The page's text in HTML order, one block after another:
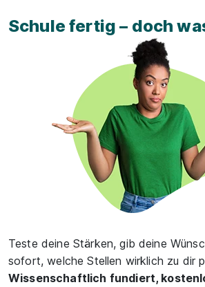
Schule fertig – doch
Teste deine Stärken, gib deine
sofort, welche Stellen wirklich zu dir
Wissenschaftlich fundiert,